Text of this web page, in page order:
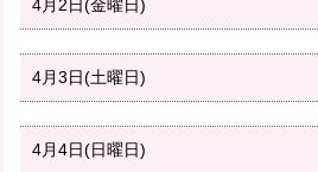
4月2日(金曜日)
4月3日(土曜日)
4月4日(日曜日)